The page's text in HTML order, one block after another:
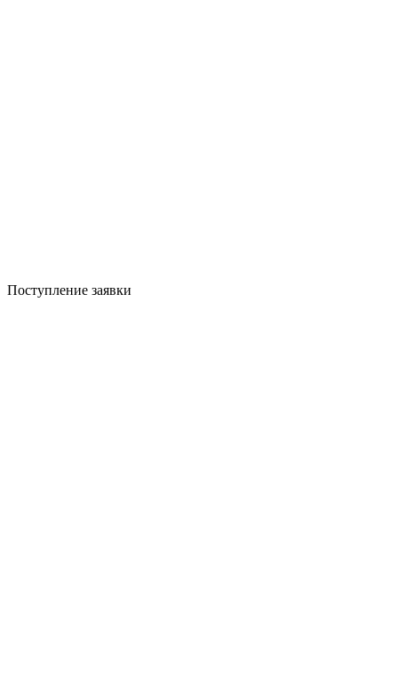
Поступление заявки